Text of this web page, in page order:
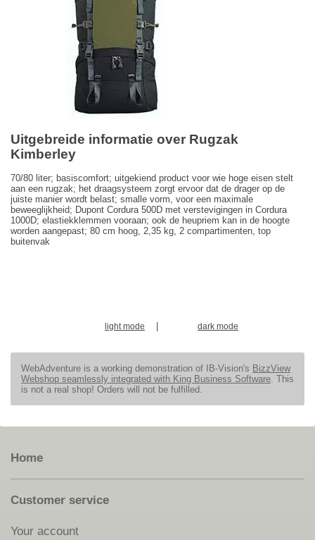
Uitgebreide informatie over Rugzak
Kimberley
70/80 liter; basiscomfort; uitgekiend product voor wie hoge eisen stelt
aan een rugzak; het draagsysteem zorgt ervoor dat de drager op de
juiste manier wordt belast; smalle vorm, voor een maximale
beweeglijkheid; Dupont Cordura 500D met verstevigingen in Cordura
1000D; elastiekklemmen vooraan; ook de heupriem kan in de hoogte
worden aangepast; 80 cm hoog, 2,35 kg, 2 compartimenten, top
buitenvak
light mode | dark mode
WebAdventure is a working demonstration of IB-Vision's BizzView
Webshop seamlessly integrated with King Business Software . This
is not a real shop! Orders will not be fulfilled.
Home
Customer service
Your account